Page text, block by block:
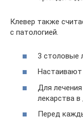
Клевер также
с патологией.
3 столовые
Настаивают
Для
лекарства в
Перед